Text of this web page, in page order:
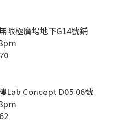
限極廣場地下G14號鋪
Lab Concept D05-06號